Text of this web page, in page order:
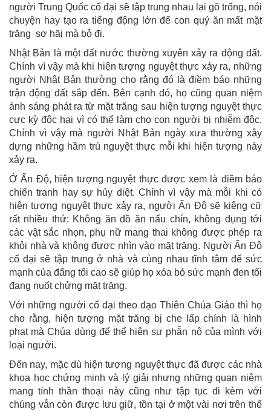
người Trung Quốc cổ đại sẽ tập trung nhau lại gõ trống, nói
chuyện hay tạo ra tiếng động lớn để con quỷ ăn mất mặt
trăng sợ hãi mà bỏ đi.
Nhật Bản là một đất nước thường xuyên xảy ra động đất.
Chính vì vậy mà khi hiện tượng nguyệt thực xảy ra, những
người Nhật Bản thường cho rằng đó là điềm báo những
trận động đất sắp đến. Bên cạnh đó, họ cũng quan niệm
ánh sáng phát ra từ mặt trăng sau hiện tượng nguyệt thực
cực kỳ độc hại vì có thể làm cho con người bị nhiễm độc.
Chính vì vậy mà người Nhật Bản ngày xưa thường xây
dựng những hầm trú nguyệt thực mỗi khi hiện tượng này
xảy ra.
Ở Ấn Độ, hiện tượng nguyệt thực được xem là điềm báo
chiến tranh hay sự hủy diệt. Chính vì vậy mà mỗi khi có
hiện tượng nguyệt thực xảy ra, người Ấn Độ sẽ kiêng cữ
rất nhiều thứ: Không ăn đồ ăn nấu chín, không đụng tới
các vật sắc nhọn, phụ nữ mang thai không được phép ra
khỏi nhà và không được nhìn vào mặt trăng. Người Ấn Độ
cổ đại sẽ tập trung ở nhà và cùng nhau tĩnh tâm để sức
mạnh của đấng tối cao sẽ giúp họ xóa bỏ sức mạnh đen tối
đang nuốt chửng mặt trăng.
Với những người cổ đại theo đạo Thiên Chúa Giáo thì họ
cho rằng, hiện tượng mặt trăng bị che lấp chính là hình
phạt mà Chúa dùng để thể hiện sự phẫn nộ của mình với
loại người.
Đến nay, mặc dù hiện tượng nguyệt thực đã được các nhà
khoa học chứng minh và lý giải nhưng những quan niệm
mang tính thần thoại này cũng như tập tục đi kèm với
chúng vẫn còn được lưu giữ, tồn tại ở một vài nơi trên thế